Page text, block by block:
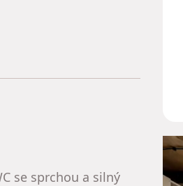
se sprchou a silný